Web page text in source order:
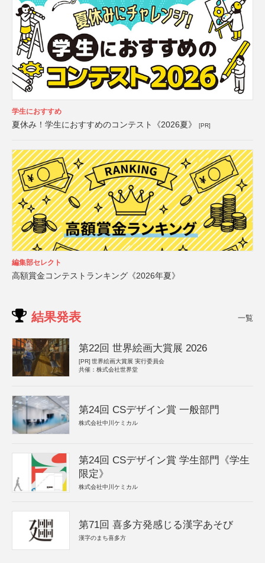
学生におすすめ
夏休み！学生におすすめのコンテスト《2026夏》 [PR]
編集部セレクト
高額賞金コンテストランキング《2026年夏》
結果発表 一覧
第22回 世界絵画大賞展 2026
[PR] 世界絵画大賞展 実行委員会
共催：株式会社世界堂
第24回 CSデザイン賞 一般部門
株式会社中川ケミカル
第24回 CSデザイン賞 学生部門《学生
限定》
株式会社中川ケミカル
第71回 喜多方発感じる漢字あそび
漢字のまち喜多方